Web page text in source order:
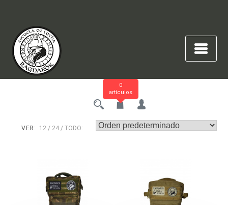
contenido
0
artículos
VER: 12 24 TODO: